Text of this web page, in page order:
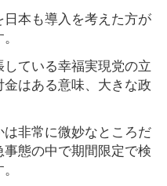
本も導入を考えた方が
ている幸福実現党の立
はある意味、大きな政
非常に微妙なところだ
態の中で期間限定で検